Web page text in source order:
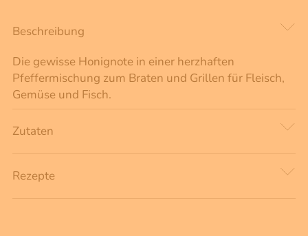
Beschreibung
Die gewisse Honignote in einer herzhaften
Pfeffermischung zum Braten und Grillen für Fleisch,
Gemüse und Fisch.
Zutaten
Rezepte